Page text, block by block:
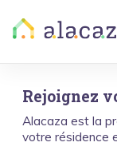
Rejoignez
Alacaza est la
votre résidence